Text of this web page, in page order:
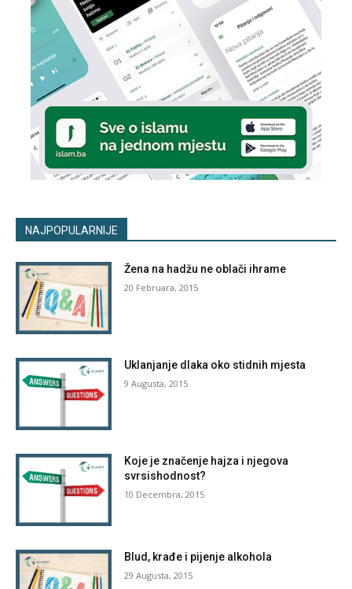
NAJPOPULARNIJE
Žena na hadžu ne oblači ihrame
20 Februara, 2015
Uklanjanje dlaka oko stidnih mjesta
9 Augusta, 2015
Koje je značenje hajza i njegova
svrsishodnost?
10 Decembra, 2015
Blud, krađe i pijenje alkohola
29 Augusta, 2015